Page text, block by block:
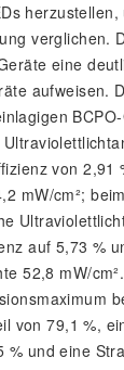
verglichen.
eine
aufweisen.
von 2,91
mW/cm²;
auf 5,73 %
52,8 mW/
von 79,1 %,
% und eine